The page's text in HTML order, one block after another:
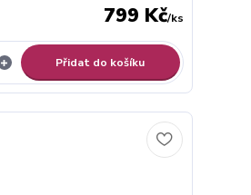
799 Kč/ks
Přidat do košíku